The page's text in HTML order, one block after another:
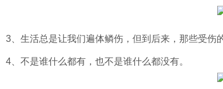
3、生活总是让我们遍体鳞伤，但到后来，那些受伤
4、不是谁什么都有，也不是谁什么都没有。